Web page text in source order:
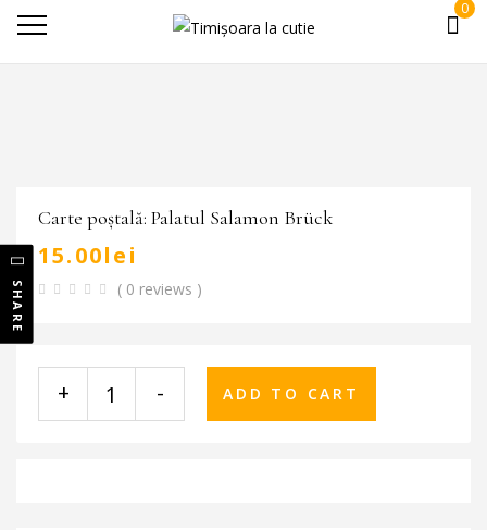
0
Carte poștală: Palatul Salamon Brück
15.00lei
( 0 reviews )
+ - ADD TO CART
SHARE